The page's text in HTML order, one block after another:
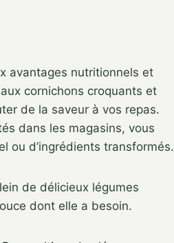
avantages nutritionnels et
cornichons croquants et
de la saveur à vos repas.
dans les magasins, vous
ou d’ingrédients transformés.
de délicieux légumes
dont elle a besoin.